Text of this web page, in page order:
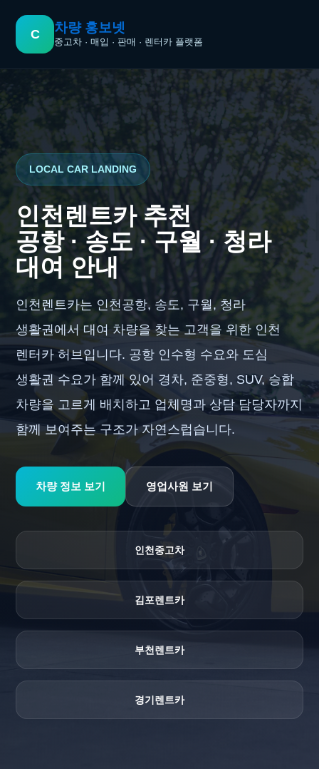
뛰
C 차량 홍보넷
중고차 · 매입 · 판매 · 렌터카 플랫폼
LOCAL CAR LANDING
인천렌트카 추천
공항 · 송도 · 구월 · 청라
대여 안내
인천렌트카는 인천공항, 송도, 구월, 청라
생활권에서 대여 차량을 찾는 고객을 위한 인천
렌터카 허브입니다. 공항 인수형 수요와 도심
생활권 수요가 함께 있어 경차, 준중형, SUV, 승합
차량을 고르게 배치하고 업체명과 상담 담당자까지
함께 보여주는 구조가 자연스럽습니다.
차량 정보 보기 영업사원 보기
인천중고차
김포렌트카
부천렌트카
경기렌트카